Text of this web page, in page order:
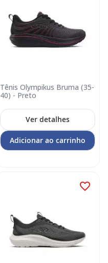
Tênis Olympikus Bruma (35-
40) - Preto
Ver detalhes
Adicionar ao carrinho